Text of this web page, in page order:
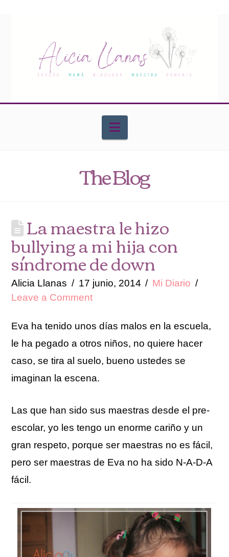
Navigation
The Blog
La maestra le hizo
bullying a mi hija con
síndrome de down
Alicia Llanas 17 junio, 2014
Mi Diario
Leave a Comment
Eva ha tenido unos días malos en la escuela,
le ha pegado a otros niños, no quiere hacer
caso, se tira al suelo, bueno ustedes se
imaginan la escena.
Las que han sido sus maestras desde el pre-
escolar, yo les tengo un enorme cariño y un
gran respeto, porque ser maestras no es fácil,
pero ser maestras de Eva no ha sido N-A-D-A
fácil.